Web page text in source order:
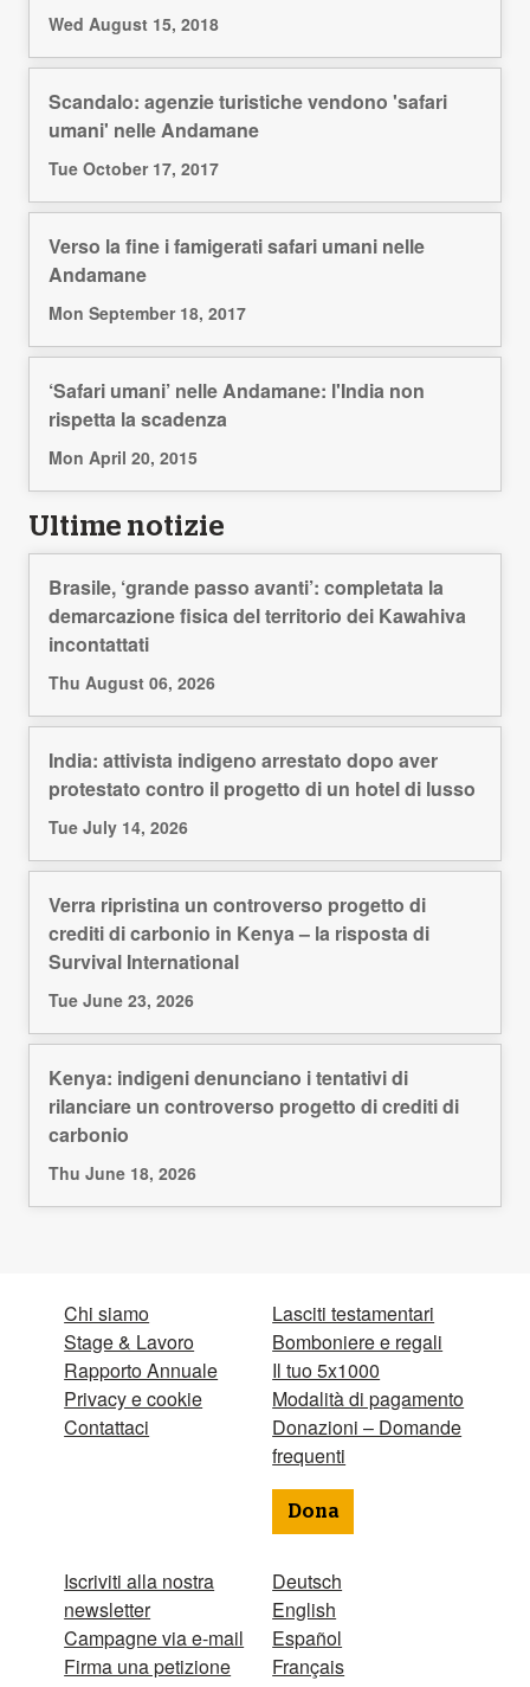
Wed August 15, 2018
Scandalo: agenzie turistiche vendono 'safari
umani' nelle Andamane
Tue October 17, 2017
Verso la fine i famigerati safari umani nelle
Andamane
Mon September 18, 2017
‘Safari umani’ nelle Andamane: l'India non
rispetta la scadenza
Mon April 20, 2015
Ultime notizie
Brasile, ‘grande passo avanti’: completata la
demarcazione fisica del territorio dei Kawahiva
incontattati
Thu August 06, 2026
India: attivista indigeno arrestato dopo aver
protestato contro il progetto di un hotel di lusso
Tue July 14, 2026
Verra ripristina un controverso progetto di
crediti di carbonio in Kenya – la risposta di
Survival International
Tue June 23, 2026
Kenya: indigeni denunciano i tentativi di
rilanciare un controverso progetto di crediti di
carbonio
Thu June 18, 2026
Chi siamo
Stage & Lavoro
Rapporto Annuale
Privacy e cookie
Contattaci
Iscriviti alla nostra
newsletter
Campagne via e-mail
Firma una petizione
Lasciti testamentari
Bomboniere e regali
Il tuo 5x1000
Modalità di pagamento
Donazioni – Domande
frequenti
Dona
Deutsch
English
Español
Français